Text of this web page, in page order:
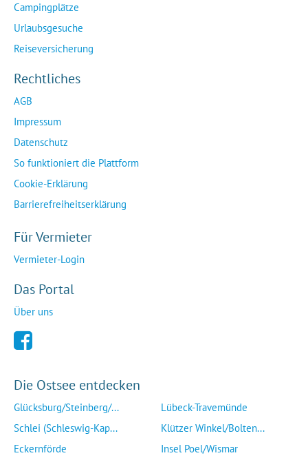
Campingplätze
Urlaubsgesuche
Reiseversicherung
Rechtliches
AGB
Impressum
Datenschutz
So funktioniert die Plattform
Cookie-Erklärung
Barrierefreiheitserklärung
Für Vermieter
Vermieter-Login
Das Portal
Über uns
Die Ostsee entdecken
Glücksburg/Steinberg/...
Schlei (Schleswig-Kap...
Eckernförde
Lübeck-Travemünde
Klützer Winkel/Bolten...
Insel Poel/Wismar